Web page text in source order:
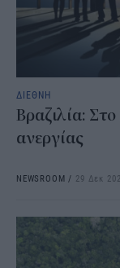
ΔΙΕΘΝΗ
Βραζιλία:
ανεργίας
NEWSROOM / 29 Δεκ